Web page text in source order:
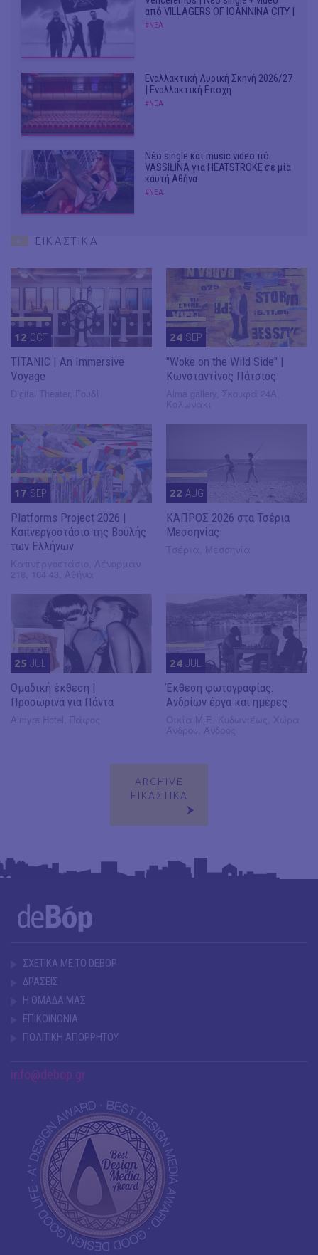
από VILLAGERS OF IOANNINA CITY |
#ΝΕΑ
Εναλλακτική Λυρική Σκηνή 2026/27
| Εναλλακτική Εποχή
#ΝΕΑ
Νέο single και music video πό
VASSIŁINA για HEATSTROKE σε μία
καυτή Αθήνα
#ΝΕΑ
ΕΙΚΑΣΤΙΚΑ
12 OCT
TITANIC | An Immersive
Voyage
24 SEP
"Woke on the Wild Side" |
Κωνσταντίνος Πάτσιος
17 SEP
Platforms Project 2026 |
Καπνεργοστάσιο της Βουλής
των Ελλήνων
22 AUG
ΚΑΠΡΟΣ 2026 στα Τσέρια
Μεσσηνίας
25 JUL
Ομαδική έκθεση |
Προσωρινά για Πάντα
24 JUL
Έκθεση φωτογραφίας:
Ανδρίων έργα και ημέρες
ARCHIVE
ΕΙΚΑΣΤΙΚΑ
ΣΧΕΤΙΚΑ ΜΕ ΤΟ DEBOP
ΔΡΑΣΕΙΣ
Η ΟΜΑΔΑ ΜΑΣ
ΕΠΙΚΟΙΝΩΝΙΑ
ΠΟΛΙΤΙΚΗ ΑΠΟΡΡΗΤΟΥ
info@debop.gr